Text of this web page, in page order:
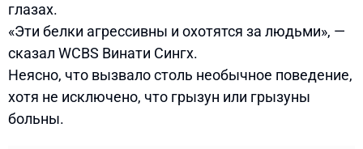
глазах.
«Эти белки агрессивны и охотятся за людьми», —
сказал WCBS Винати Сингх.
Неясно, что вызвало столь необычное поведение,
хотя не исключено, что грызун или грызуны
больны.